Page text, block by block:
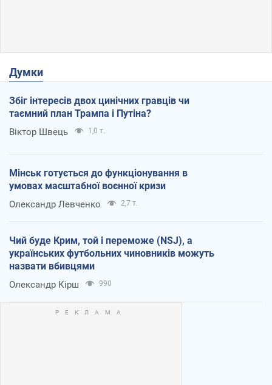
Думки
Збіг інтересів двох цинічних гравців чи
таємний план Трампа і Путіна?
Віктор Швець 1,0 т.
Мінськ готується до функціонування в
умовах масштабної воєнної кризи
Олександр Левченко 2,7 т.
Чий буде Крим, той і переможе (NSJ), а
українських футбольних чиновників можуть
назвати вбивцями
Олександр Кірш 990